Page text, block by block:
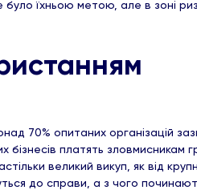
було їхньою метою, але в зоні
70% опитаних організацій
платять зловмисникам
великий викуп, як від
до справи, а з чого